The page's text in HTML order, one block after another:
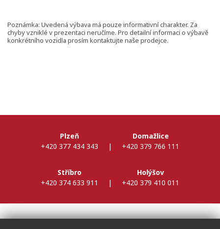
Poznámka: Uvedená výbava má pouze informativní charakter. Za
chyby vzniklé v prezentaci neručíme. Pro detailní informaci o výbavě
konkrétního vozidla prosím kontaktujte naše prodejce.
Plzeň
+420 377 434 343
|
Domažlice
+420 379 766 111
Stříbro
+420 374 633 911
|
Holýšov
+420 379 410 011